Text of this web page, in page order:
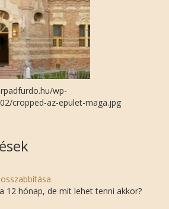
wp-
cropped-az-epulet-maga.jpg
12 hónap, de mit lehet tenni akkor?